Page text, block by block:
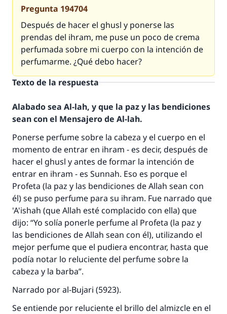
Pregunta 194704
Después de hacer el ghusl y ponerse las
prendas del ihram, me puse un poco de crema
perfumada sobre mi cuerpo con la intención de
perfumarme. ¿Qué debo hacer?
Texto de la respuesta
Alabado sea Al-lah, y que la paz y las bendiciones
sean con el Mensajero de Al-lah.
Ponerse perfume sobre la cabeza y el cuerpo en el
momento de entrar en ihram - es decir, después de
hacer el ghusl y antes de formar la intención de
entrar en ihram - es Sunnah. Eso es porque el
Profeta (la paz y las bendiciones de Allah sean con
él) se puso perfume para su ihram. Fue narrado que
'A'ishah (que Allah esté complacido con ella) que
dijo: “Yo solía ponerle perfume al Profeta (la paz y
las bendiciones de Allah sean con él), utilizando el
mejor perfume que el pudiera encontrar, hasta que
podía notar lo reluciente del perfume sobre la
cabeza y la barba”.
Narrado por al-Bujari (5923).
Se entiende por reluciente el brillo del almizcle en el